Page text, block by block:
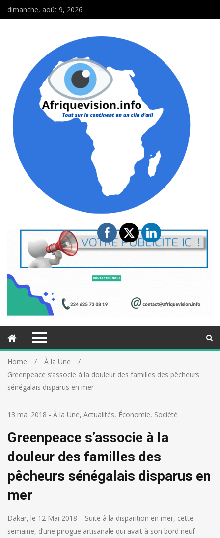
dimanche, août 9, 2026
Home
À la Une
Greenpeace s’associe à la douleur des familles des pêcheurs
sénégalais disparus en mer
13 mai 2018 - À la Une, Actualités, Économie, Société
Greenpeace s’associe à la
douleur des familles des
pêcheurs sénégalais disparus en
mer
Dakar, le 12 Mai 2018 – Suite à la disparition en mer, cette
semaine, d’une pirogue artisanale qui avait à son bord neuf